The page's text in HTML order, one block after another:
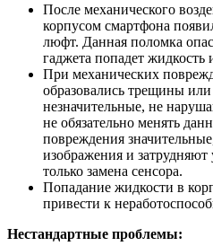
После механического
корпусом смартфона
люфт. Данная поломка
гаджета попадет жидкость
При механических
образовались трещины
незначительные, не
не обязательно менять
повреждения
изображения и
только замена сенсора.
Попадание жидкости в
привести к
Нестандартные проблемы: